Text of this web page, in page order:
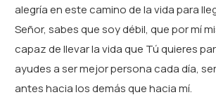
alegría en este camino de la vida para
Señor, sabes que soy débil, que por mí
capaz de llevar la vida que Tú quieres
ayudes a ser mejor persona cada día,
antes hacia los demás que hacia mí.